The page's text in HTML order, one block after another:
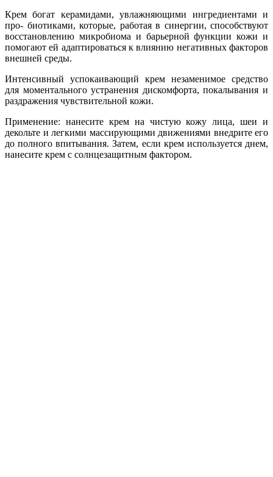
Крем богат керамидами, увлажняющими ингредиентами и
про- биотиками, которые, работая в синергии, способствуют
восстановлению микробиома и барьерной функции кожи и
помогают ей адаптироваться к влиянию негативных факторов
внешней среды.
Интенсивный успокаивающий крем незаменимое средство
для моментального устранения дискомфорта, покалывания и
раздражения чувствительной кожи.
Применение: нанесите крем на чистую кожу лица, шеи и
декольте и легкими массирующими движениями внедрите его
до полного впитывания. Затем, если крем используется днем,
нанесите крем с солнцезащитным фактором.